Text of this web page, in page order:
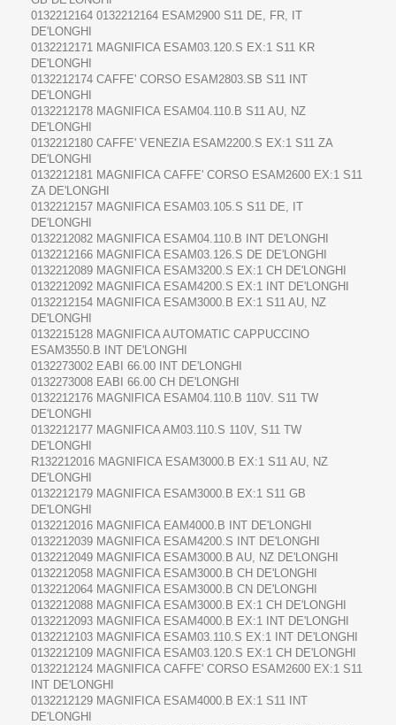
0132212164 0132212164 ESAM2900 S11 DE, FR, IT
DE'LONGHI
0132212171 MAGNIFICA ESAM03.120.S EX:1 S11 KR
DE'LONGHI
0132212174 CAFFE' CORSO ESAM2803.SB S11 INT
DE'LONGHI
0132212178 MAGNIFICA ESAM04.110.B S11 AU, NZ
DE'LONGHI
0132212180 CAFFE' VENEZIA ESAM2200.S EX:1 S11 ZA
DE'LONGHI
0132212181 MAGNIFICA CAFFE' CORSO ESAM2600 EX:1 S11
ZA DE'LONGHI
0132212157 MAGNIFICA ESAM03.105.S S11 DE, IT
DE'LONGHI
0132212082 MAGNIFICA ESAM04.110.B INT DE'LONGHI
0132212166 MAGNIFICA ESAM03.126.S DE DE'LONGHI
0132212089 MAGNIFICA ESAM3200.S EX:1 CH DE'LONGHI
0132212092 MAGNIFICA ESAM4200.S EX:1 INT DE'LONGHI
0132212154 MAGNIFICA ESAM3000.B EX:1 S11 AU, NZ
DE'LONGHI
0132215128 MAGNIFICA AUTOMATIC CAPPUCCINO
ESAM3550.B INT DE'LONGHI
0132273002 EABI 66.00 INT DE'LONGHI
0132273008 EABI 66.00 CH DE'LONGHI
0132212176 MAGNIFICA ESAM04.110.B 110V. S11 TW
DE'LONGHI
0132212177 MAGNIFICA AM03.110.S 110V, S11 TW
DE'LONGHI
R132212016 MAGNIFICA ESAM3000.B EX:1 S11 AU, NZ
DE'LONGHI
0132212179 MAGNIFICA ESAM3000.B EX:1 S11 GB
DE'LONGHI
0132212016 MAGNIFICA EAM4000.B INT DE'LONGHI
0132212039 MAGNIFICA ESAM4200.S INT DE'LONGHI
0132212049 MAGNIFICA ESAM3000.B AU, NZ DE'LONGHI
0132212058 MAGNIFICA ESAM3000.B CH DE'LONGHI
0132212064 MAGNIFICA ESAM3000.B CN DE'LONGHI
0132212088 MAGNIFICA ESAM3000.B EX:1 CH DE'LONGHI
0132212093 MAGNIFICA ESAM4000.B EX:1 INT DE'LONGHI
0132212103 MAGNIFICA ESAM03.110.S EX:1 INT DE'LONGHI
0132212109 MAGNIFICA ESAM03.120.S EX:1 CH DE'LONGHI
0132212124 MAGNIFICA CAFFE' CORSO ESAM2600 EX:1 S11
INT DE'LONGHI
0132212129 MAGNIFICA ESAM4000.B EX:1 S11 INT
DE'LONGHI